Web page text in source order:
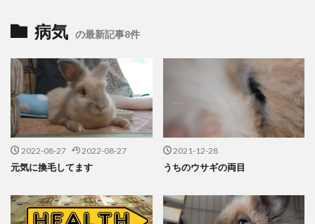
病気 の最新記事8件
2022-08-27 2022-08-27
元気に換毛してます
2021-12-28
うちのウサギの両目